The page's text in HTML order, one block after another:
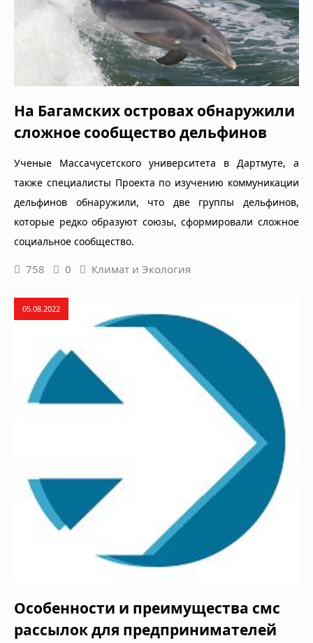
На Багамских островах обнаружили
сложное сообщество дельфинов
Ученые Массачусетского университета в Дартмуте, а
также специалисты Проекта по изучению коммуникации
дельфинов обнаружили, что две группы дельфинов,
которые редко образуют союзы, сформировали сложное
социальное сообщество.
758 0 Климат и Экология
05.08.2022
Особенности и преимущества смс
рассылок для предпринимателей